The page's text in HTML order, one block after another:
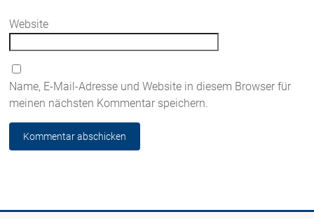
Website
Name, E-Mail-Adresse und Website in diesem Browser für
meinen nächsten Kommentar speichern.